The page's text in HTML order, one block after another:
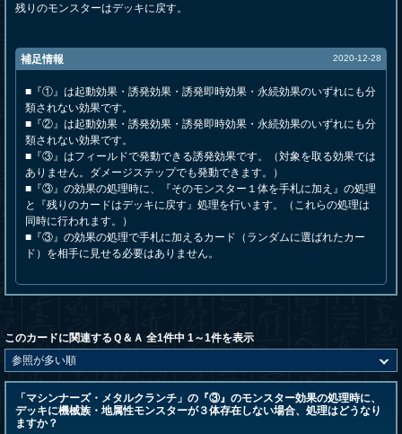
残りのモンスターはデッキに戻す。
補足情報 2020-12-28
■『①』は起動効果・誘発効果・誘発即時効果・永続効果のいずれにも分
類されない効果です。
■『②』は起動効果・誘発効果・誘発即時効果・永続効果のいずれにも分
類されない効果です。
■『③』はフィールドで発動できる誘発効果です。（対象を取る効果では
ありません。ダメージステップでも発動できます。）
■『③』の効果の処理時に、『そのモンスター１体を手札に加え』の処理
と『残りのカードはデッキに戻す』処理を行います。（これらの処理は
同時に行われます。）
■『③』の効果の処理で手札に加えるカード（ランダムに選ばれたカー
ド）を相手に見せる必要はありません。
このカードに関連するＱ＆Ａ 全1件中 1～1件を表示
「マシンナーズ・メタルクランチ」の『③』のモンスター効果の処理時に、
デッキに機械族・地属性モンスターが３体存在しない場合、処理はどうなり
ますか？